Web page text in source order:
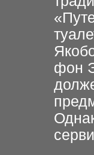
фон